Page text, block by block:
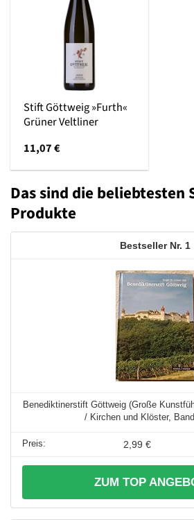
Stift Göttweig »Furth«
Grüner Veltliner
11,07€
Das sind die
Produkte
1
Benediktinerstift Göttweig (Große
/ Kirchen und Klöster, Band
2,99 €
ZUM TOP